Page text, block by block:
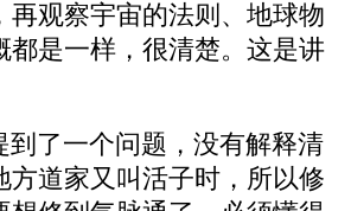
再观察宇宙的法则、地球物
都是一样，很清楚。这是讲
到了一个问题，没有解释清
方道家又叫活子时，所以修